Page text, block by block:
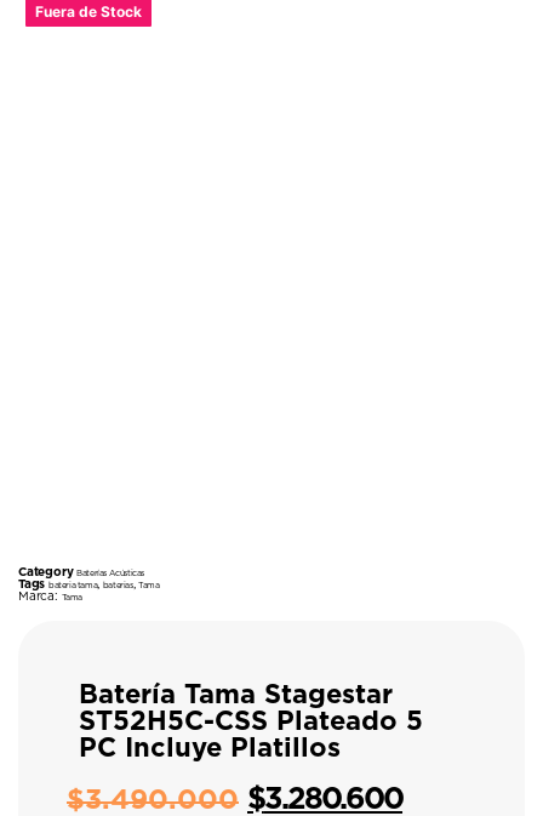
Fuera de Stock
Category Baterías Acústicas
Tags bateria tama, baterias,Tama
Marca: Tama
Batería Tama Stagestar
ST52H5C-CSS Plateado 5
PC Incluye Platillos
$3.490.000 $3.280.600